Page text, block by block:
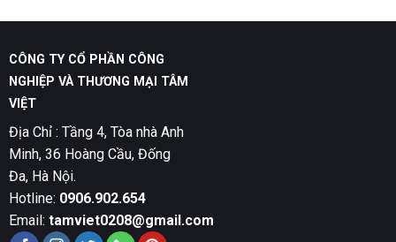
CÔNG TY CỔ PHẦN CÔNG
NGHIỆP VÀ THƯƠNG MẠI TÂM
VIỆT
Địa Chỉ : Tầng 4, Tòa nhà Anh
Minh, 36 Hoàng Cầu, Đống
Đa, Hà Nội.
Hotline: 0906.902.654
Email: tamviet0208@gmail.com